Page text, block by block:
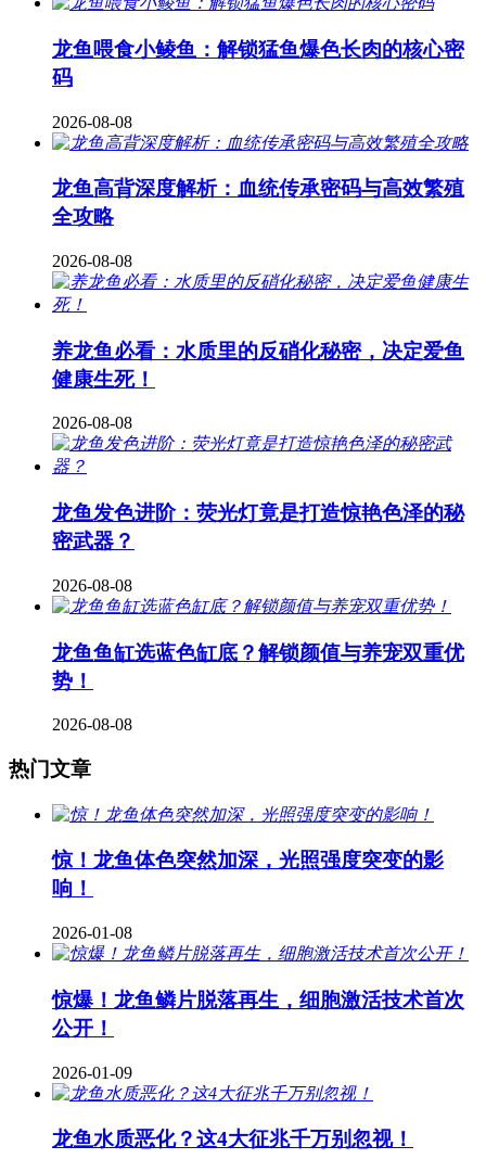
龙鱼喂食小鲮鱼：解锁猛鱼爆色长肉的核心密
码
2026-08-08
龙鱼高背深度解析：血统传承密码与高效繁殖
全攻略
2026-08-08
养龙鱼必看：水质里的反硝化秘密，决定爱鱼
健康生死！
2026-08-08
龙鱼发色进阶：荧光灯竟是打造惊艳色泽的秘
密武器？
2026-08-08
龙鱼鱼缸选蓝色缸底？解锁颜值与养宠双重优
势！
2026-08-08
热门文章
惊！龙鱼体色突然加深，光照强度突变的影
响！
2026-01-08
惊爆！龙鱼鳞片脱落再生，细胞激活技术首次
公开！
2026-01-09
龙鱼水质恶化？这4大征兆千万别忽视！